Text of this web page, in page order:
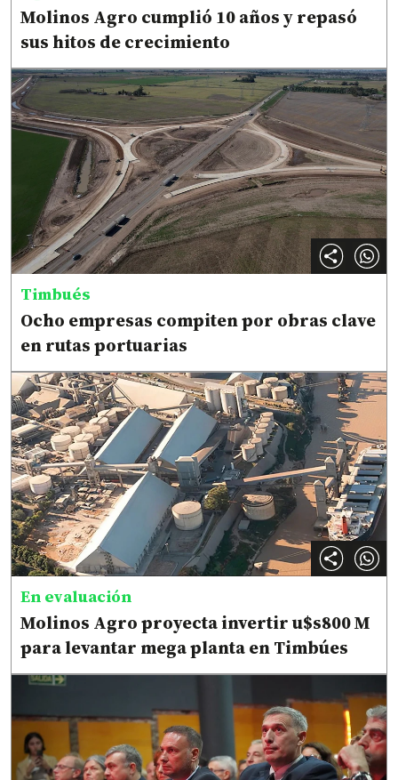
Molinos Agro cumplió 10 años y repasó
sus hitos de crecimiento
Timbués
Ocho empresas compiten por obras clave
en rutas portuarias
En evaluación
Molinos Agro proyecta invertir u$s800 M
para levantar mega planta en Timbúes